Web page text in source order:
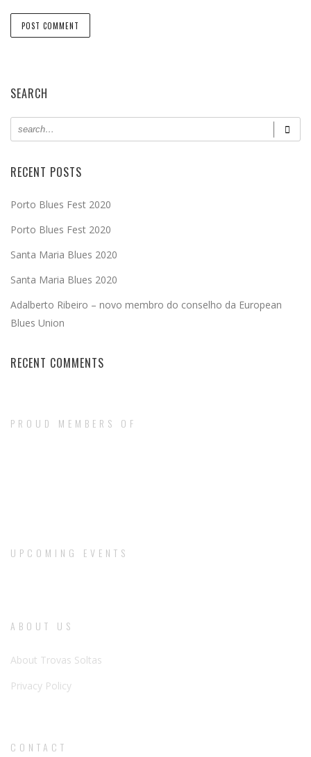
SEARCH
RECENT POSTS
Porto Blues Fest 2020
Porto Blues Fest 2020
Santa Maria Blues 2020
Santa Maria Blues 2020
Adalberto Ribeiro – novo membro do conselho da European
Blues Union
RECENT COMMENTS
PROUD MEMBERS OF
UPCOMING EVENTS
ABOUT US
About Trovas Soltas
Privacy Policy
CONTACT